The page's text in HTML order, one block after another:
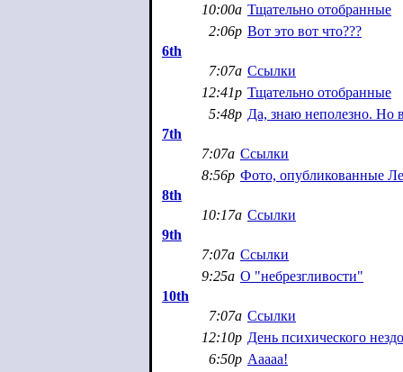
10:00a Тщательно отобранные
2:06p Вот это вот что???
6th
7:07a Ссылки
12:41p Тщательно отобранные
5:48p Да, знаю неполезно. Но
7th
7:07a Ссылки
8:56p Фото, опубликованные
8th
10:17a Ссылки
9th
7:07a Ссылки
9:25a О "небрезгливости"
10th
7:07a Ссылки
12:10p День психического
6:50p Ааааа!